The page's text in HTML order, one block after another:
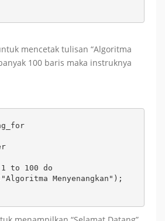
mencetak tulisan “Algoritma
100 baris maka instruknya
to 100 do
Menyenangkan");